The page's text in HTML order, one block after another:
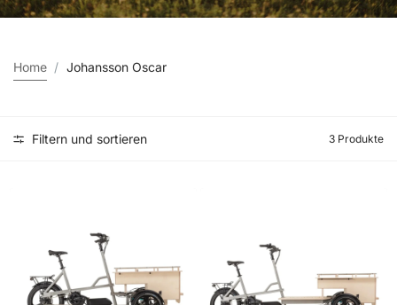
Home Johansson Oscar
Filtern und sortieren 3 Produkte